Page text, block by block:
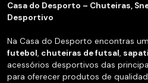
Casa do Desporto – Chuteiras,
Desportivo
Na Casa do Desporto encontras
futebol, chuteiras de futsal,
acessórios desportivos das
para oferecer produtos de